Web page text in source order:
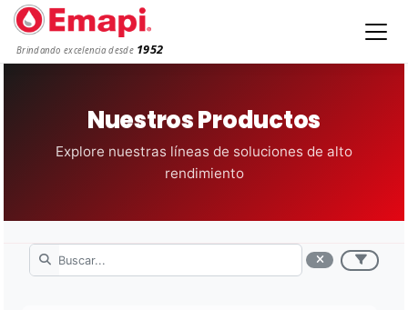
Brindando excelencia desde 1952
Nuestros Productos
Explore nuestras líneas de soluciones de alto
rendimiento